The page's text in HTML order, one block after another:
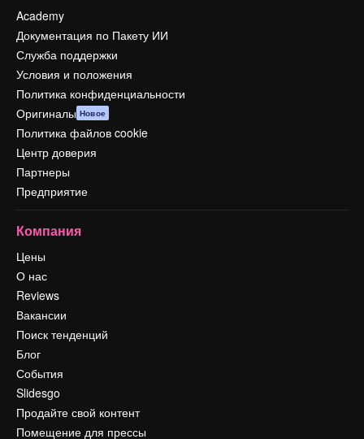
Academy
Документация по Пакету ИИ
Служба поддержки
Условия и положения
Политика конфиденциальности
Оригиналы Новое
Политика файлов cookie
Центр доверия
Партнеры
Предприятие
Компания
Цены
О нас
Reviews
Вакансии
Поиск тенденций
Блог
События
Slidesgo
Продайте свой контент
Помещение для прессы